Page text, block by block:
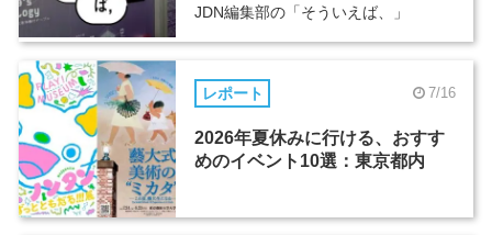
JDN編集部の「そういえば、」
レポート 7/16
2026年夏休みに行ける、おすす
めのイベント10選：東京都内